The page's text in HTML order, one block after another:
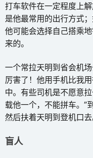
打车软件在一定程度上
是他最常用的出行方式
他可能会选择自己搭乘
来的。
一个常拉天明到省会机
厉害了！他用手机比我
中。有些司机是不愿意
载他一个，不能拼车。”
然后扶着天明到登机口
盲人